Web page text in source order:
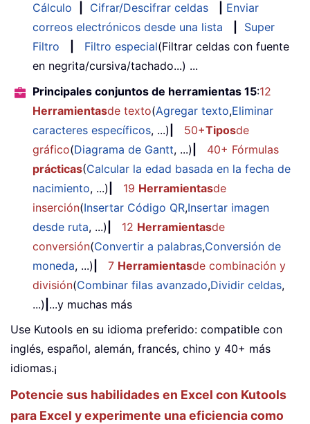
Cálculo
Cifrar/Descifrar celdas
Enviar
correos electrónicos desde una lista
Super
Filtro
Filtro especial(Filtrar celdas con fuente
en negrita/cursiva/tachado...) ...
Principales conjuntos de herramientas 15:12
Herramientasde texto(Agregar texto,Eliminar
caracteres específicos, ...) 50+Tiposde
gráfico(Diagrama de Gantt, ...)
40+ Fórmulas
prácticas(Calcular la edad basada en la fecha de
nacimiento, ...) 19 Herramientasde
inserción(Insertar Código QR,Insertar imagen
desde ruta, ...) 12 Herramientasde
conversión(Convertir a palabras,Conversión de
moneda, ...) 7 Herramientasde combinación y
división(Combinar filas avanzado,Dividir celdas,
...) ...y muchas más
Use Kutools en su idioma preferido: compatible con
inglés, español, alemán, francés, chino y 40+ más
idiomas.¡
Potencie sus habilidades en Excel con Kutools
para Excel y experimente una eficiencia como